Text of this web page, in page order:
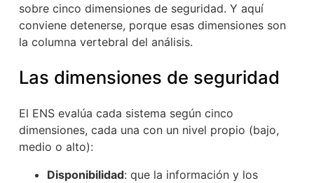
sobre cinco dimensiones de seguridad. Y aquí
conviene detenerse, porque esas dimensiones son
la columna vertebral del análisis.
Las dimensiones de seguridad
El ENS evalúa cada sistema según cinco
dimensiones, cada una con un nivel propio (bajo,
medio o alto):
Disponibilidad: que la información y los